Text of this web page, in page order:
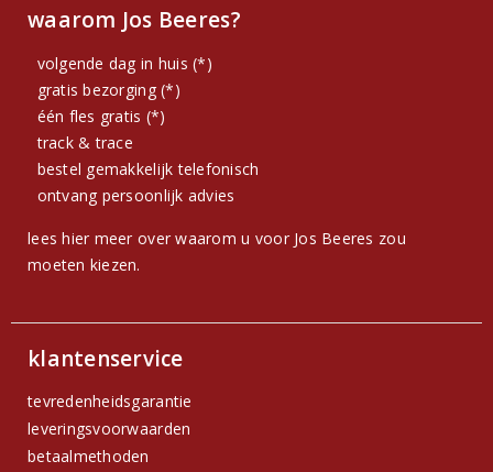
waarom Jos Beeres?
volgende dag in huis (*)
gratis bezorging (*)
één fles gratis (*)
track & trace
bestel gemakkelijk telefonisch
ontvang persoonlijk advies
lees hier meer over waarom u voor Jos Beeres zou
moeten kiezen.
klantenservice
tevredenheidsgarantie
leveringsvoorwaarden
betaalmethoden